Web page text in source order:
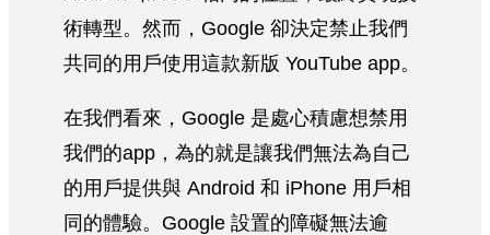
術轉型。然而，Google 卻決定禁止我們
共同的用戶使用這款新版 YouTube app。
在我們看來，Google 是處心積慮想禁用
我們的app，為的就是讓我們無法為自己
的用戶提供與 Android 和 iPhone 用戶相
同的體驗。Google 設置的障礙無法逾